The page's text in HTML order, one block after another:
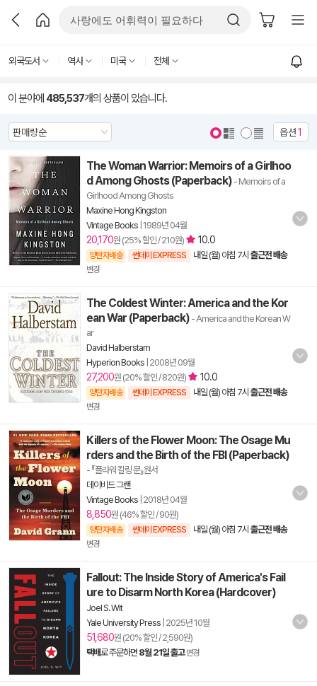
외국도서 역사 미국 전체
이 분야에 485,537개의 상품이 있습니다.
옵션1
The Woman Warrior: Memoirs of a Girlhoo
d Among Ghosts (Paperback) - Memoirs of a
Girlhood Among Ghosts
Maxine Hong Kingston
Vintage Books 1989년 04월
20,170원 (25% 할인 / 210원) 10.0
양탄자배송 썬데이 EXPRESS 내일 (월) 아침 7시 출근전 배송
변경
The Coldest Winter: America and the Kor
ean War (Paperback) - America and the Korean W
ar
David Halberstam
Hyperion Books 2008년 09월
27,200원 (20% 할인 / 820원) 10.0
양탄자배송 썬데이 EXPRESS 내일 (월) 아침 7시 출근전 배송
변경
Killers of the Flower Moon: The Osage Mu
rders and the Birth of the FBI (Paperback)
- 『플라워 킬링 문』원서
데이비드 그랜
Vintage Books 2018년 04월
8,850원 (46% 할인 / 90원)
양탄자배송 썬데이 EXPRESS 내일 (월) 아침 7시 출근전 배송
변경
Fallout: The Inside Story of America's Fail
ure to Disarm North Korea (Hardcover)
Joel S. Wit
Yale University Press 2025년 10월
51,680원 (20% 할인 / 2,590원)
택배로 주문하면 8월 21일 출고 변경